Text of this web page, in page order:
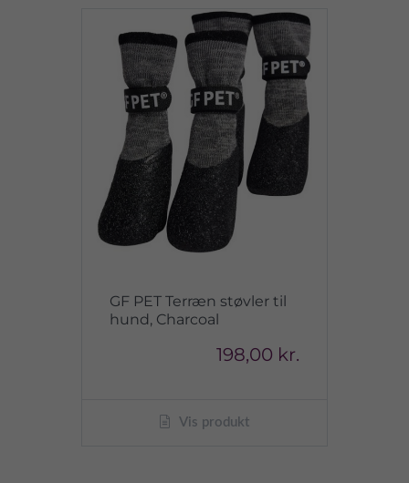
GF PET Terræn støvler til
hund, Charcoal
198,00 kr.
Vis produkt